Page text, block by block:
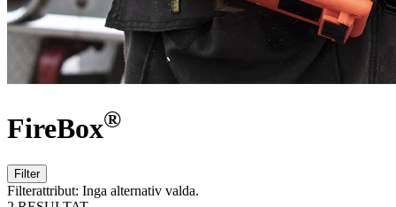
FireBox®
Filter
Filterattribut: Inga alternativ valda.